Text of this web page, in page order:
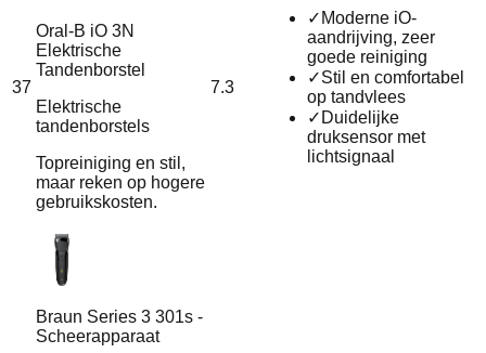
37
Oral-B iO 3N
Elektrische
Tandenborstel
Elektrische
tandenborstels
Topreiniging en stil,
maar reken op hogere
gebruikskosten.
7.3
✓ Moderne iO-
aandrijving, zeer
goede reiniging
✓Stil en comfortabel
op tandvlees
✓ Duidelijke
druksensor met
lichtsignaal
Braun Series 3 301s -
Scheerapparaat